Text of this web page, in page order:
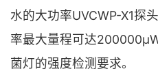
水的大功率UVCWP-X1探
率最大量程可达
菌灯的强度检测要求。